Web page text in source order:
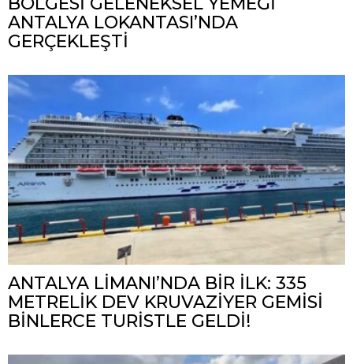
ANTALYA LOKANTASI’NDA
GERÇEKLEŞTİ
ANTALYA LİMANI’NDA BİR İLK: 335
METRELİK DEV KRUVAZİYER GEMİSİ
BİNLERCE TURİSTLE GELDİ!